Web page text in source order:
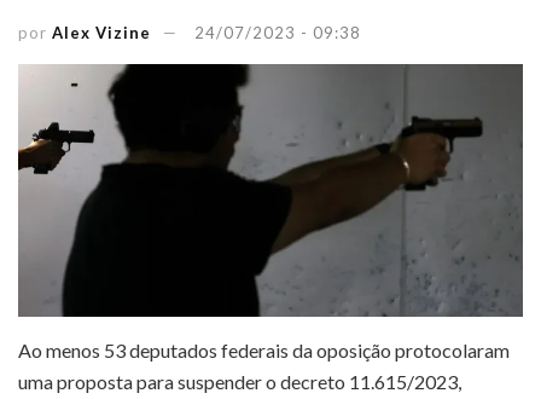
por Alex Vizine 24/07/2023 - 09:38
Ao menos 53 deputados federais da oposição protocolaram
uma proposta para suspender o decreto 11.615/2023,